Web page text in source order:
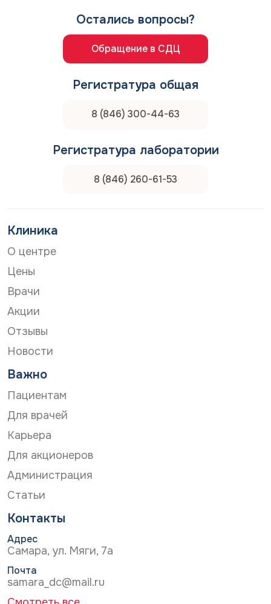
Остались вопросы?
Обращение в СДЦ
Регистратура общая
8 (846) 300-44-63
Регистратура лаборатории
8 (846) 260-61-53
Клиника
О центре
Цены
Врачи
Акции
Отзывы
Новости
Важно
Пациентам
Для врачей
Карьера
Для акционеров
Администрация
Статьи
Контакты
Адрес
Самара, ул. Мяги, 7а
Почта
samara_dc@mail.ru